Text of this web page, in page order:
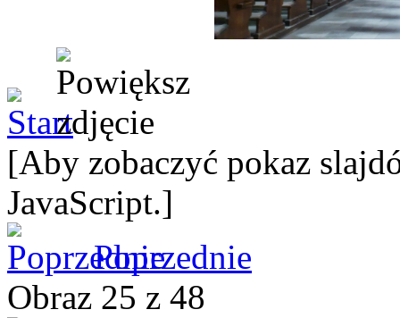
[Aby zobaczyć pokaz
JavaScript.]
Poprzednie
Obraz 25 z 48